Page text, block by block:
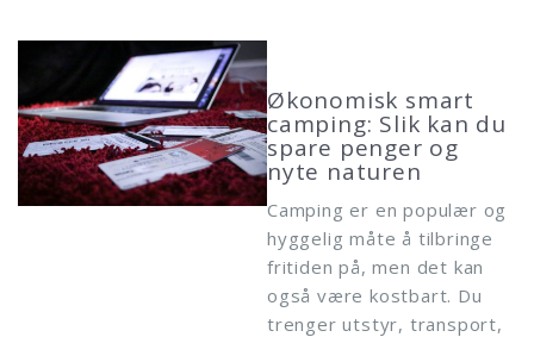
Økonomisk smart
camping: Slik kan du
spare penger og
nyte naturen
Camping er en populær og
hyggelig måte å tilbringe
fritiden på, men det kan
også være kostbart. Du
trenger utstyr, transport,